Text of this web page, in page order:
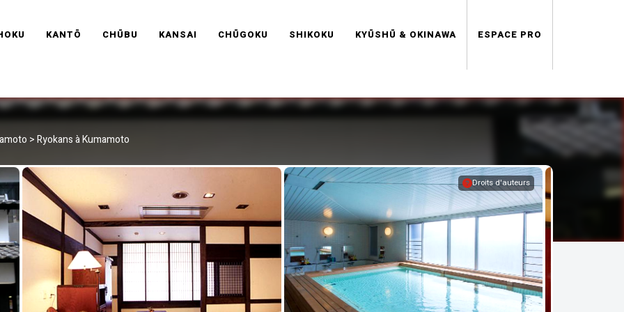
FRANCE
KANTŌ CHŪBU KANSAI CHŪGOKU SHIKOKU KYŪSHŪ & OKINAWA ESPACE PRO
>Ryokans à Kumamoto
Droits d'auteurs